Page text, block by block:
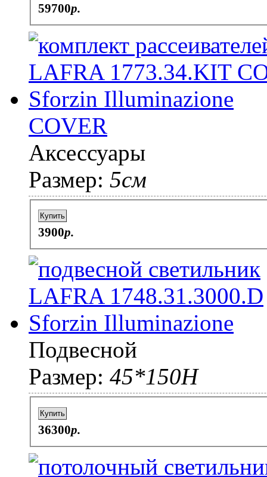
59700p.
COVER
Аксессуары
Размер: 5см
Купить
3900p.
Подвесной
Размер: 45*150H
Купить
36300p.